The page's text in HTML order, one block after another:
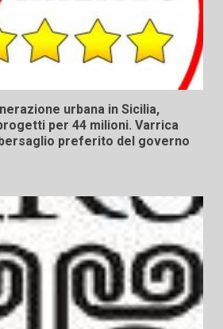
urbana in Sicilia,
per 44 milioni. Varrica
preferito del governo